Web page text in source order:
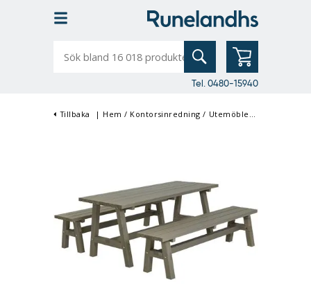
bland
Tel. 0480-15940
Tillbaka | Hem / Kontorsinredning / Utemöbler